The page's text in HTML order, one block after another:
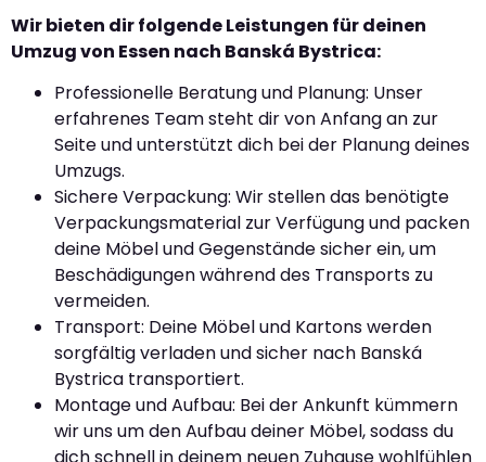
Wir bieten dir folgende Leistungen für deinen
Umzug von Essen nach Banská Bystrica:
Professionelle Beratung und Planung: Unser
erfahrenes Team steht dir von Anfang an zur
Seite und unterstützt dich bei der Planung deines
Umzugs.
Sichere Verpackung: Wir stellen das benötigte
Verpackungsmaterial zur Verfügung und packen
deine Möbel und Gegenstände sicher ein, um
Beschädigungen während des Transports zu
vermeiden.
Transport: Deine Möbel und Kartons werden
sorgfältig verladen und sicher nach Banská
Bystrica transportiert.
Montage und Aufbau: Bei der Ankunft kümmern
wir uns um den Aufbau deiner Möbel, sodass du